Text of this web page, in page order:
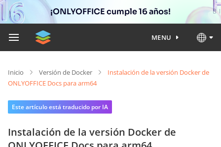
¡ONLYOFFICE cumple 16 años!
MENU
Inicio Versión de Docker
Instalación de la versión Docker de
ONLYOFFICE Docs para arm64
Este artículo está traducido por IA
Instalación de la versión Docker de